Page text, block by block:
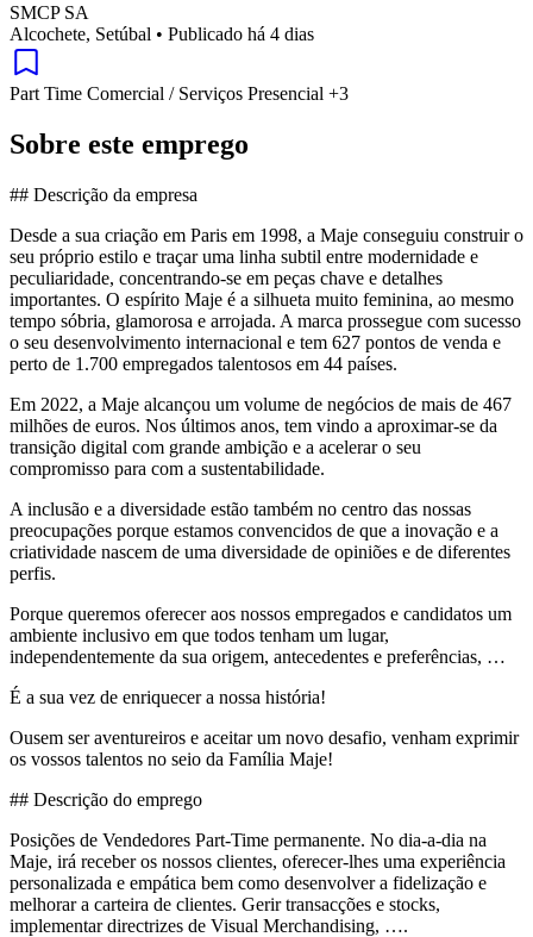
SMCP SA
Alcochete, Setúbal • Publicado há 4 dias
Part Time Comercial / Serviços Presencial +3
Sobre este emprego
## Descrição da empresa
Desde a sua criação em Paris em 1998, a Maje conseguiu construir o
seu próprio estilo e traçar uma linha subtil entre modernidade e
peculiaridade, concentrando-se em peças chave e detalhes
importantes. O espírito Maje é a silhueta muito feminina, ao mesmo
tempo sóbria, glamorosa e arrojada. A marca prossegue com sucesso
o seu desenvolvimento internacional e tem 627 pontos de venda e
perto de 1.700 empregados talentosos em 44 países.
Em 2022, a Maje alcançou um volume de negócios de mais de 467
milhões de euros. Nos últimos anos, tem vindo a aproximar-se da
transição digital com grande ambição e a acelerar o seu
compromisso para com a sustentabilidade.
A inclusão e a diversidade estão também no centro das nossas
preocupações porque estamos convencidos de que a inovação e a
criatividade nascem de uma diversidade de opiniões e de diferentes
perfis.
Porque queremos oferecer aos nossos empregados e candidatos um
ambiente inclusivo em que todos tenham um lugar,
independentemente da sua origem, antecedentes e preferências, …
É a sua vez de enriquecer a nossa história!
Ousem ser aventureiros e aceitar um novo desafio, venham exprimir
os vossos talentos no seio da Família Maje!
## Descrição do emprego
Posições de Vendedores Part-Time permanente. No dia-a-dia na
Maje, irá receber os nossos clientes, oferecer-lhes uma experiência
personalizada e empática bem como desenvolver a fidelização e
melhorar a carteira de clientes. Gerir transacções e stocks,
implementar directrizes de Visual Merchandising, ….